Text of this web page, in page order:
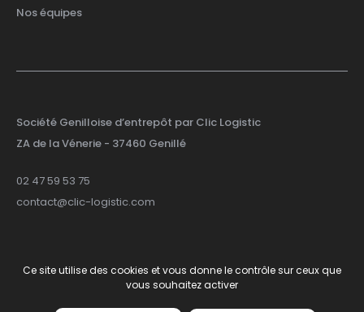
Nos équipes
Société Genilloise d’entrepôt par Clic Logistic
ZA de la Vénerie - 37460 Genillé
02 47 59 53 75
contact@clic-logistic.com
© 2026 Clic Logistic-Site bySmart Impact
Mentions Légales
Politique de confidentialité
Ce site utilise des cookies et vous donne le contrôle sur ceux que
vous souhaitez activer